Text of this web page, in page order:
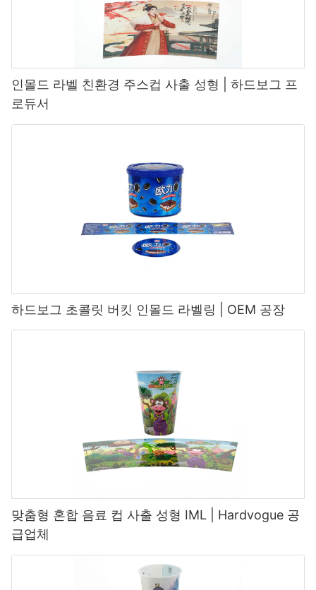
인몰드 라벨 친환경 주스컵 사출 성형 | 하드보그 프
로듀서
하드보그 초콜릿 버킷 인몰드 라벨링 | OEM 공장
맞춤형 혼합 음료 컵 사출 성형 IML | Hardvogue 공
급업체